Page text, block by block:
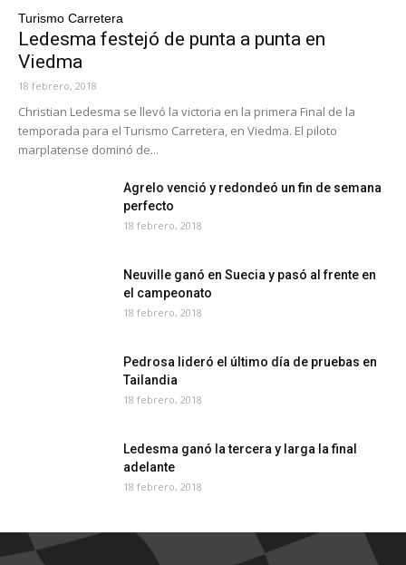
Turismo Carretera
Ledesma festejó de punta a punta en
Viedma
18 febrero, 2018
Christian Ledesma se llevó la victoria en la primera Final de la
temporada para el Turismo Carretera, en Viedma. El piloto
marplatense dominó de...
Agrelo venció y redondeó un fin de semana
perfecto
18 febrero, 2018
Neuville ganó en Suecia y pasó al frente en
el campeonato
18 febrero, 2018
Pedrosa lideró el último día de pruebas en
Tailandia
18 febrero, 2018
Ledesma ganó la tercera y larga la final
adelante
18 febrero, 2018